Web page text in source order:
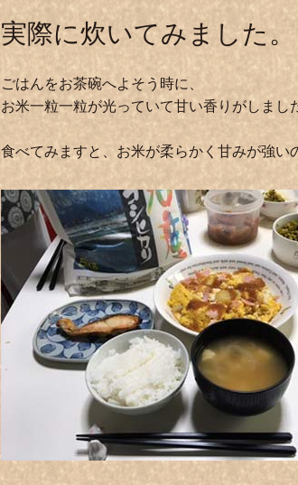
実際に炊いてみました。
ごはんをお茶碗へよそう時に、
お米一粒一粒が光っていて甘い香りがしまし
食べてみますと、お米が柔らかく甘みが強い